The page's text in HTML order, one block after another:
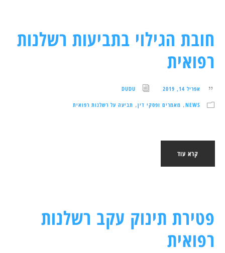
חובת הגילוי בתביעות רשלנות
רפואית
אפריל 14, 2019 DUDU
NEWS
, מאמרים ופסקי דין, תביעה על רשלנות רפואית
קרא עוד
פטירת תינוק עקב רשלנות
רפואית